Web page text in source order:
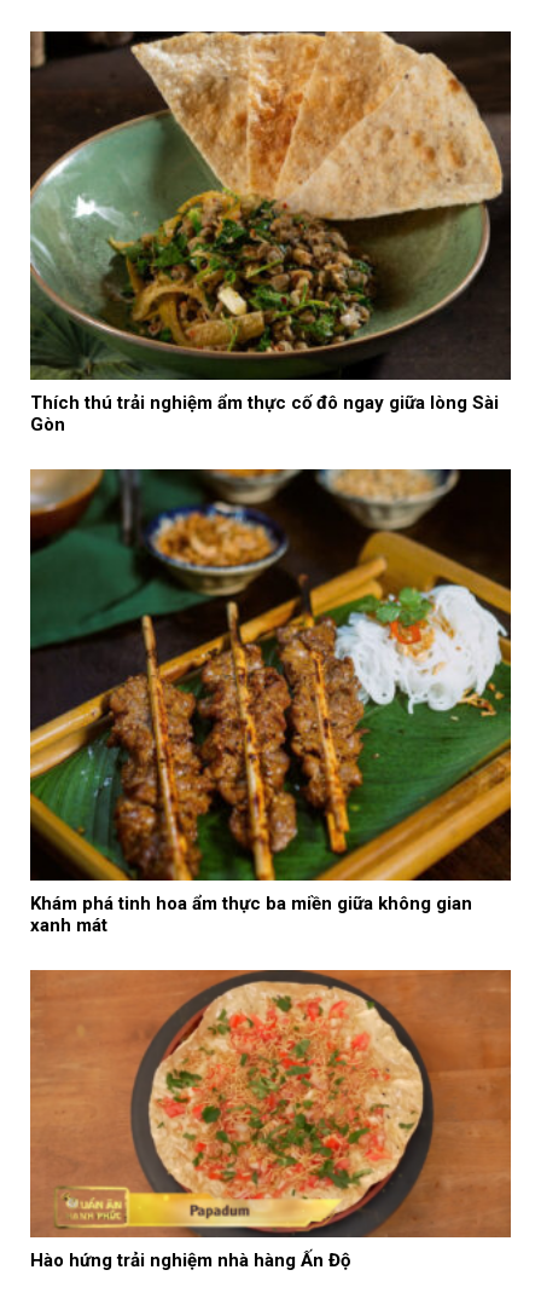
Thích thú trải nghiệm ẩm thực cố đô ngay giữa lòng Sài
Gòn
Khám phá tinh hoa ẩm thực ba miền giữa không gian
xanh mát
Hào hứng trải nghiệm nhà hàng Ấn Độ